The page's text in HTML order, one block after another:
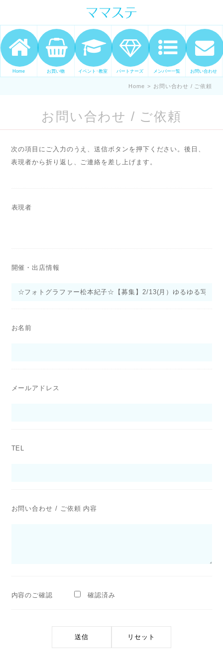
ママの才能発信します。 手づくり
表現ステージ ママステ スキル・セ
ンスを表現したいママが集まって
ます。
Home お買い物 イベント･教室 パートナーズ メンバー一覧 お問い合わせ
Home > お問い合わせ / ご依頼
お問い合わせ / ご依頼
次の項目にご入力のうえ、送信ボタンを押下ください。後日、
表現者から折り返し、ご連絡を差し上げます。
表現者
開催・出店情報
お名前
メールアドレス
TEL
お問い合わせ / ご依頼 内容
内容のご確認 確認済み